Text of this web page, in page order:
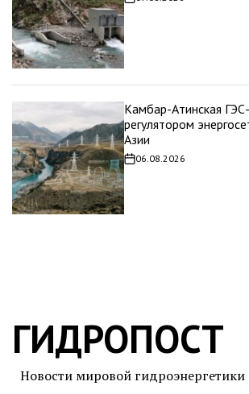
Дата
записи
Камбар-Атинская
регулятором
Азии
Дата
записи
06.08.2026
ГИДРОПОСТ
Новости мировой гидроэнергетики